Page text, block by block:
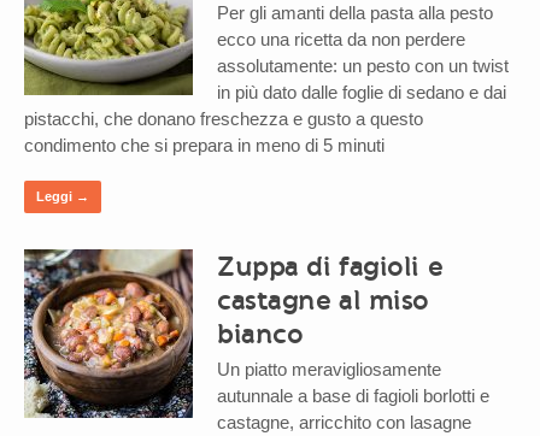
Per gli amanti della pasta alla pesto
ecco una ricetta da non perdere
assolutamente: un pesto con un twist
in più dato dalle foglie di sedano e dai
pistacchi, che donano freschezza e gusto a questo
condimento che si prepara in meno di 5 minuti
Leggi →
Zuppa di fagioli e
castagne al miso
bianco
Un piatto meravigliosamente
autunnale a base di fagioli borlotti e
castagne, arricchito con lasagne